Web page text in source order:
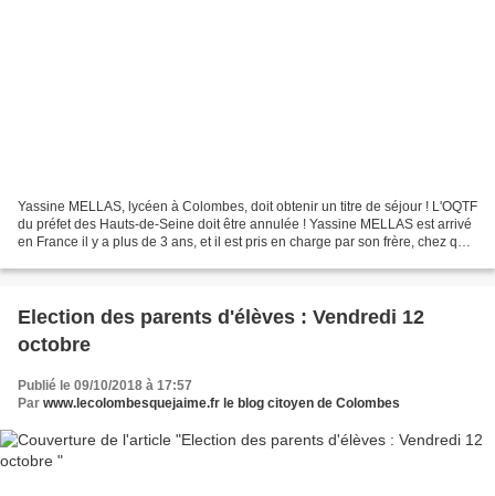
Yassine MELLAS, lycéen à Colombes, doit obtenir un titre de séjour ! L'OQTF
du préfet des Hauts-de-Seine doit être annulée ! Yassine MELLAS est arrivé
en France il y a plus de 3 ans, et il est pris en charge par son frère, chez qui
Election des parents d'élèves : Vendredi 12
octobre
Publié le 09/10/2018 à 17:57
Par www.lecolombesquejaime.fr le blog citoyen de Colombes